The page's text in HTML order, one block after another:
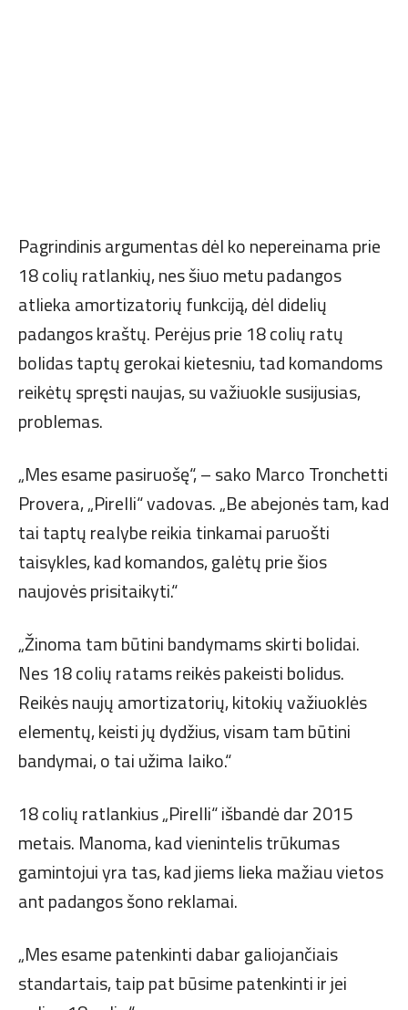
Pagrindinis argumentas dėl ko nepereinama prie
18 colių ratlankių, nes šiuo metu padangos
atlieka amortizatorių funkciją, dėl didelių
padangos kraštų. Perėjus prie 18 colių ratų
bolidas taptų gerokai kietesniu, tad komandoms
reikėtų spręsti naujas, su važiuokle susijusias,
problemas.
„Mes esame pasiruošę“, – sako Marco Tronchetti
Provera, „Pirelli“ vadovas. „Be abejonės tam, kad
tai taptų realybe reikia tinkamai paruošti
taisykles, kad komandos, galėtų prie šios
naujovės prisitaikyti.“
„Žinoma tam būtini bandymams skirti bolidai.
Nes 18 colių ratams reikės pakeisti bolidus.
Reikės naujų amortizatorių, kitokių važiuoklės
elementų, keisti jų dydžius, visam tam būtini
bandymai, o tai užima laiko.“
18 colių ratlankius „Pirelli“ išbandė dar 2015
metais. Manoma, kad vienintelis trūkumas
gamintojui yra tas, kad jiems lieka mažiau vietos
ant padangos šono reklamai.
„Mes esame patenkinti dabar galiojančiais
standartais, taip pat būsime patenkinti ir jei